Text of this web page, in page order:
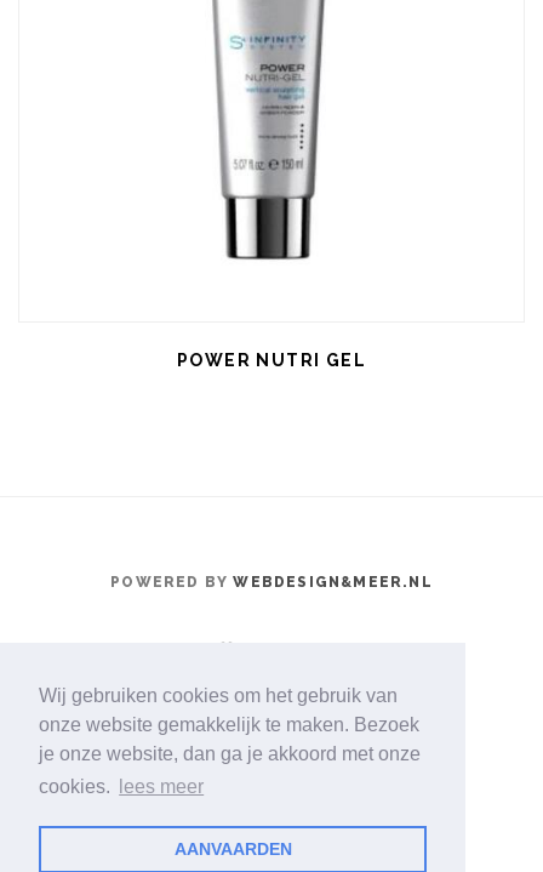
Wij gebruiken cookies om het gebruik van
onze website gemakkelijk te maken. Bezoek
je onze website, dan ga je akkoord met onze
cookies.
lees meer
AANVAARDEN
POWER NUTRI GEL
POWERED BYWEBDESIGN&MEER.NL
ALGEMENE VOORWAARDEN